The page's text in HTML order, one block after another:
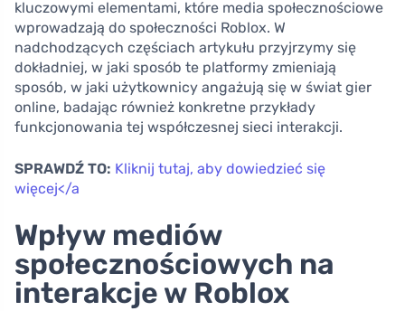
kluczowymi elementami, które media społecznościowe
wprowadzają do społeczności Roblox. W
nadchodzących częściach artykułu przyjrzymy się
dokładniej, w jaki sposób te platformy zmieniają
sposób, w jaki użytkownicy angażują się w świat gier
online, badając również konkretne przykłady
funkcjonowania tej współczesnej sieci interakcji.
SPRAWDŹ TO: Kliknij tutaj, aby dowiedzieć się
więcej</a
Wpływ mediów
społecznościowych na
interakcje w Roblox